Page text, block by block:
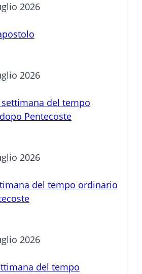
2026
2026
del tempo
Pentecoste
2026
del tempo ordinario
2026
del tempo